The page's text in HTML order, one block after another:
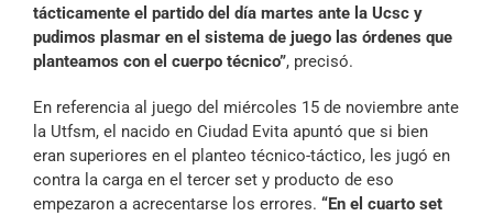
tácticamente el partido del día martes ante la Ucsc y
pudimos plasmar en el sistema de juego las órdenes que
planteamos con el cuerpo técnico”, precisó.
En referencia al juego del miércoles 15 de noviembre ante
la Utfsm, el nacido en Ciudad Evita apuntó que si bien
eran superiores en el planteo técnico-táctico, les jugó en
contra la carga en el tercer set y producto de eso
empezaron a acrecentarse los errores. “En el cuarto set